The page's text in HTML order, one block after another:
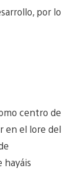
por lo
centro de
en el lore del
hayáis